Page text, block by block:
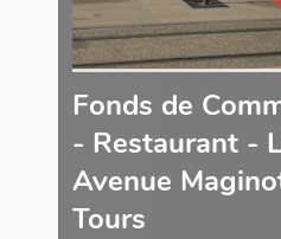
Fonds de
- Restaurant -
Avenue
Tours